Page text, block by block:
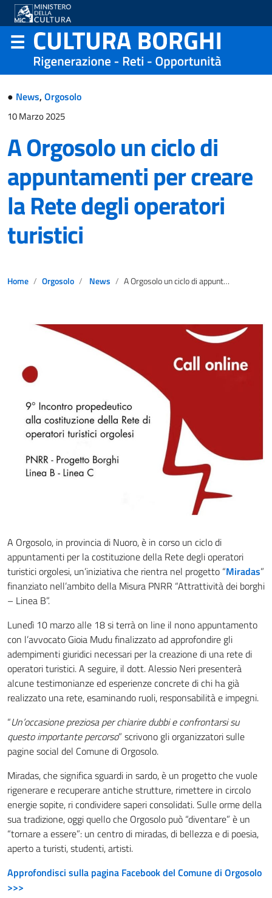
● News, Orgosolo
10 Marzo 2025
A Orgosolo un ciclo di
appuntamenti per creare
la Rete degli operatori
turistici
Home Orgosolo News A Orgosolo un ciclo di appuntamenti per creare la Rete degli operatori turistici
A Orgosolo, in provincia di Nuoro, è in corso un ciclo di
appuntamenti per la costituzione della Rete degli operatori
turistici orgolesi, un’iniziativa che rientra nel progetto “Miradas”
finanziato nell’ambito della Misura PNRR “Attrattività dei borghi
– Linea B”.
Lunedì 10 marzo alle 18 si terrà on line il nono appuntamento
con l’avvocato Gioia Mudu finalizzato ad approfondire gli
adempimenti giuridici necessari per la creazione di una rete di
operatori turistici. A seguire, il dott. Alessio Neri presenterà
alcune testimonianze ed esperienze concrete di chi ha già
realizzato una rete, esaminando ruoli, responsabilità e impegni.
“Un’occasione preziosa per chiarire dubbi e confrontarsi su
questo importante percorso” scrivono gli organizzatori sulle
pagine social del Comune di Orgosolo.
Miradas, che significa sguardi in sardo, è un progetto che vuole
rigenerare e recuperare antiche strutture, rimettere in circolo
energie sopite, ri condividere saperi consolidati. Sulle orme della
sua tradizione, oggi quello che Orgosolo può “diventare” è un
“tornare a essere”: un centro di miradas, di bellezza e di poesia,
aperto a turisti, studenti, artisti.
Approfondisci sulla pagina Facebook del Comune di Orgosolo
>>>